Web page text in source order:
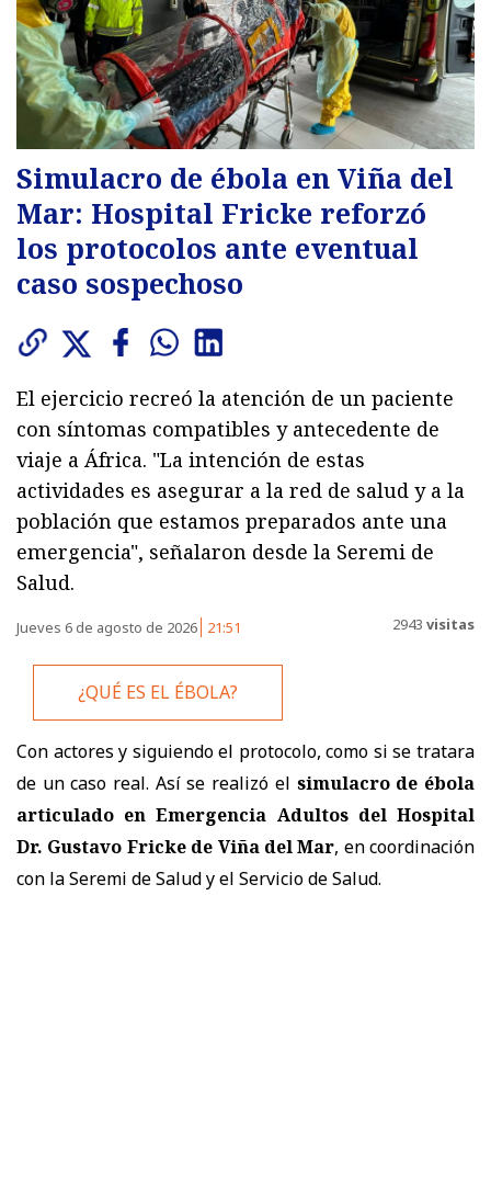
Simulacro de ébola en Viña del
Mar: Hospital Fricke reforzó
los protocolos ante eventual
caso sospechoso
El ejercicio recreó la atención de un paciente
con síntomas compatibles y antecedente de
viaje a África. "La intención de estas
actividades es asegurar a la red de salud y a la
población que estamos preparados ante una
emergencia", señalaron desde la Seremi de
Salud.
Jueves 6 de agosto de 2026 21:51 2943 visitas
¿QUÉ ES EL ÉBOLA?
Con actores y siguiendo el protocolo, como si se tratara
de un caso real. Así se realizó el simulacro de ébola
articulado en Emergencia Adultos del Hospital
Dr. Gustavo Fricke de Viña del Mar, en coordinación
con la Seremi de Salud y el Servicio de Salud.